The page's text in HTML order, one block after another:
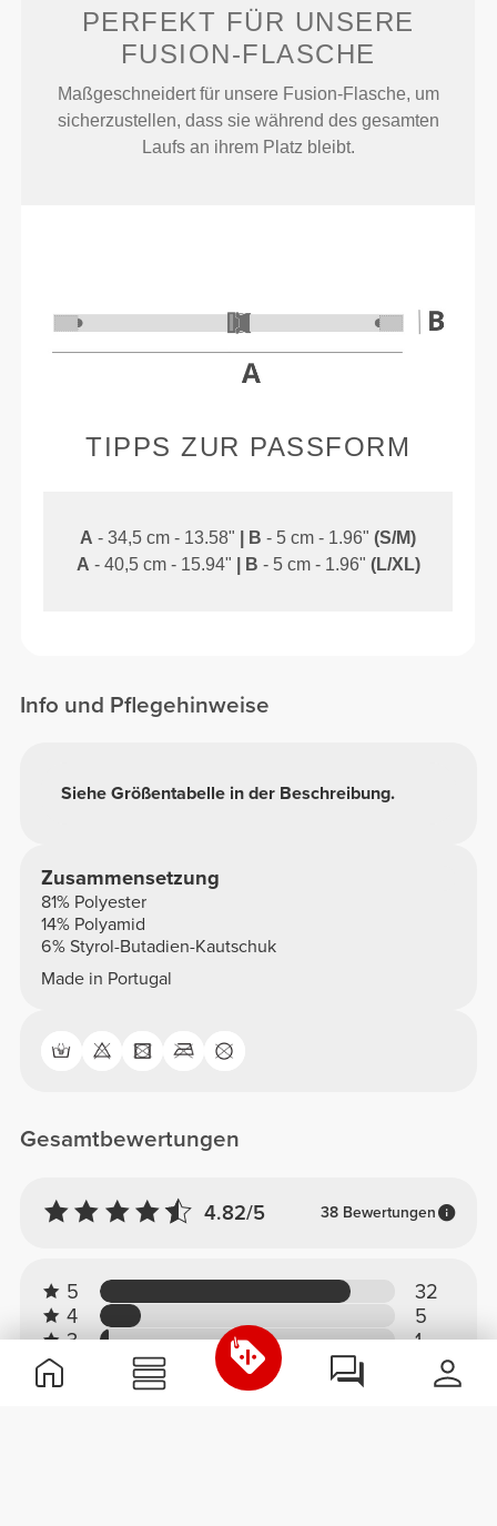
PERFEKT FÜR UNSERE
FUSION-FLASCHE
Maßgeschneidert für unsere Fusion-Flasche, um
sicherzustellen, dass sie während des gesamten
Laufs an ihrem Platz bleibt.
TIPPS ZUR PASSFORM
A - 34,5 cm - 13.58" B - 5 cm - 1.96"(S/M)
A - 40,5 cm - 15.94" B - 5 cm - 1.96" (L/XL)
Info und Pflegehinweise
Siehe Größentabelle in der Beschreibung.
Zusammensetzung
81% Polyester
14% Polyamid
6% Styrol-Butadien-Kautschuk
Made in Portugal
Gesamtbewertungen
4.82/5 38 Bewertungen
5
32
4
5
3
1